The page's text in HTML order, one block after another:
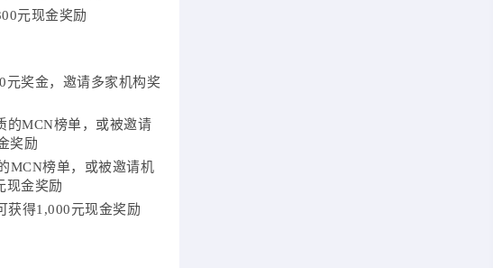
元现金奖励
元奖金，邀请多家机构奖
的MCN榜单，或被邀请
奖励
MCN榜单，或被邀请机
现金奖励
获得1,000元现金奖励